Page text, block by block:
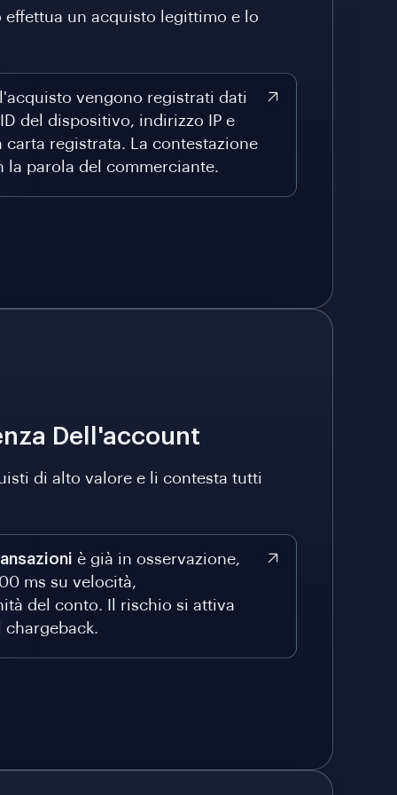
un acquisto legittimo e lo
vengono registrati dati
del dispositivo, indirizzo IP e
registrata. La contestazione
parola del commerciante.
Dell'account
di alto valore e li contesta tutti
è già in osservazione,
ms su velocità,
del conto. Il rischio si attiva